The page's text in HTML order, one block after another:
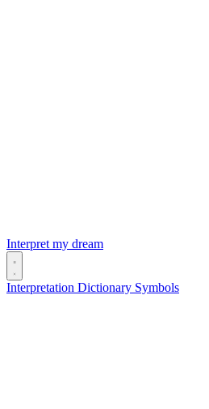
Interpret my dream
Interpretation Dictionary Symbols